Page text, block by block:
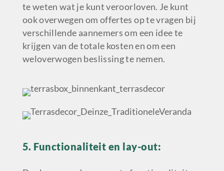
te weten wat je kunt veroorloven. Je kunt
ook overwegen om offertes op te vragen bij
verschillende aannemers om een idee te
krijgen van de totale kosten en om een
weloverwogen beslissing te nemen.
5. Functionaliteit en lay-out: